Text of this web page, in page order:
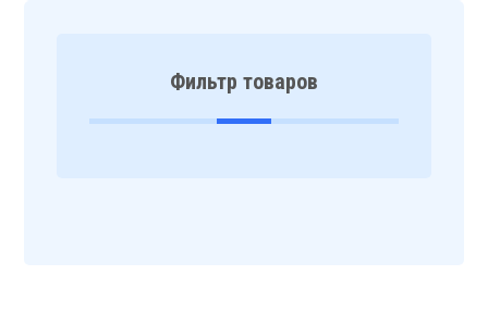
Фильтр товаров